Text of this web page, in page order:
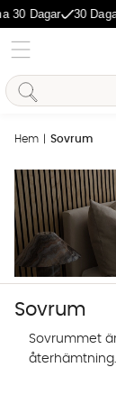
30 Dagars
Hem Sovrum
Sovrum
Sovrummet
inför